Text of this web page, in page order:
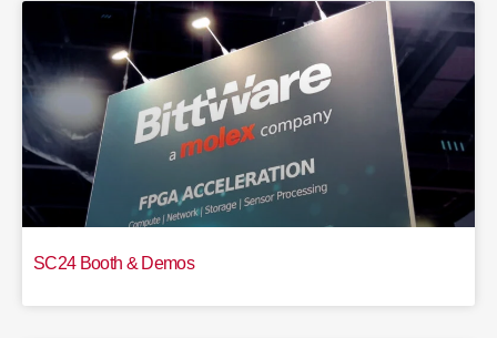
SC24 Booth & Demos